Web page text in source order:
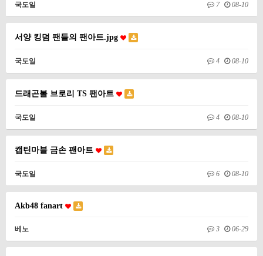
국도일 7 08-10
서양 킹덤 팬들의 팬아트.jpg
국도일 4 08-10
드래곤볼 브로리 TS 팬아트
국도일 4 08-10
캡틴마블 금손 팬아트
국도일 6 08-10
Akb48 fanart
베노 3 06-29